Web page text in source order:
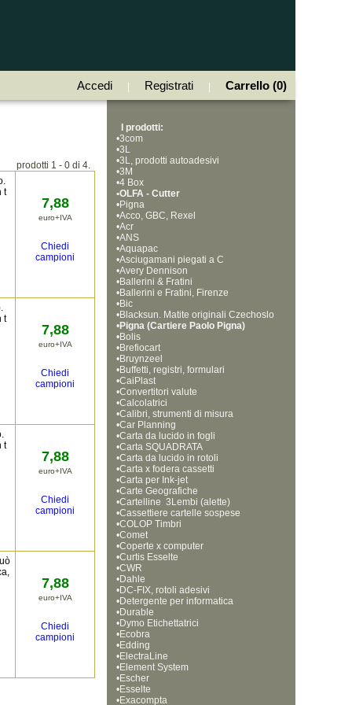
Accedi Registrati Carrello (0)
prodotti 1 - 0 di 4.
t
7,88
euro+IVA
Chiedi
campioni
t
7,88
euro+IVA
Chiedi
campioni
t
7,88
euro+IVA
Chiedi
campioni
7,88
euro+IVA
Chiedi
campioni
I prodotti:
•3com
•3L
•3L, prodotti autoadesivi
•3M
•4 Box
•OLFA - Cutter
•Pigna
•Acco, GBC, Rexel
•Acr
•ANS
•Aquapac
•Asciugamani piegati a C
•Avery Dennison
•Ballerini & Fratini
•Ballerini e Fratini, Firenze
•Bic
•Blacksun. Matite originali Czechoslo
vakia, Bohemia Works
•Pigna (Cartiere Paolo Pigna)
•Bolis
•Brefiocart
•Bruynzeel
•Buffetti, registri, formulari
•CaiPlast
•Convertitori valute
•Calcolatrici
•Calibri, strumenti di misura
•Car Planning
•Carta da lucido in fogli
•Carta SQUADRATA
•Carta da lucido in rotoli
•Carta x fodera cassetti
•Carta per Ink-jet
•Carte Geografiche
•Cartelline  3Lembi (alette)
•Cassettiere cartelle sospese
•COLOP Timbri
•Comet
•Coperte x computer
•Curtis Esselte
•CWR
•Dahle
•DC-FIX, rotoli adesivi
•Detergente per informatica
•Durable
•Dymo Etichettatrici
•Ecobra
•Edding
•ElectraLine
•Element System
•Escher
•Esselte
•Exacompta